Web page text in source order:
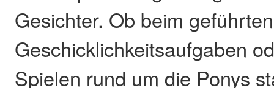
Gesichter. Ob beim
Geschicklichkeitsaufgaben
Spielen rund um die Ponys